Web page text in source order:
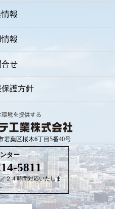
報
報
合せ
護方針
葉区桜木6丁目5番40号
ター
5811
２４時間対応いたしま